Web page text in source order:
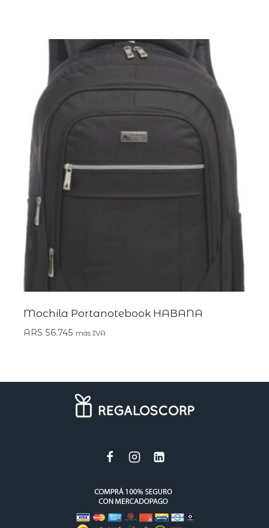
Mochila Portanotebook HABANA
ARS 56.745 más IVA